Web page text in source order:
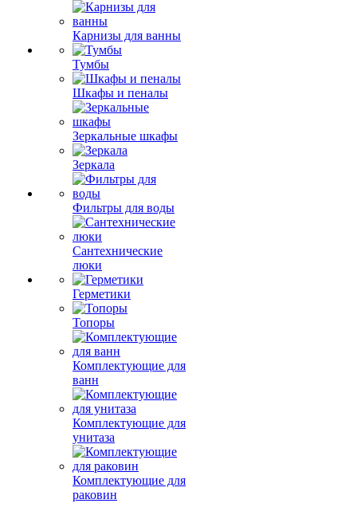
Карнизы для ванны
Тумбы
Шкафы и пеналы
Зеркальные шкафы
Зеркала
Фильтры для воды
Сантехнические
люки
Герметики
Топоры
Комплектующие для
ванн
Комплектующие для
унитаза
Комплектующие для
раковин